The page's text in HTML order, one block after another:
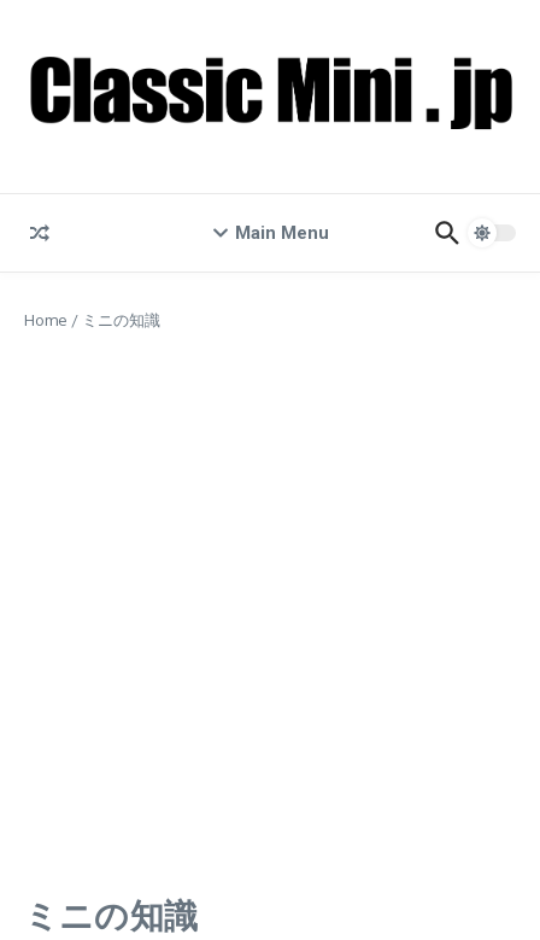
Main Menu
Home / ミニの知識
ミニの知識